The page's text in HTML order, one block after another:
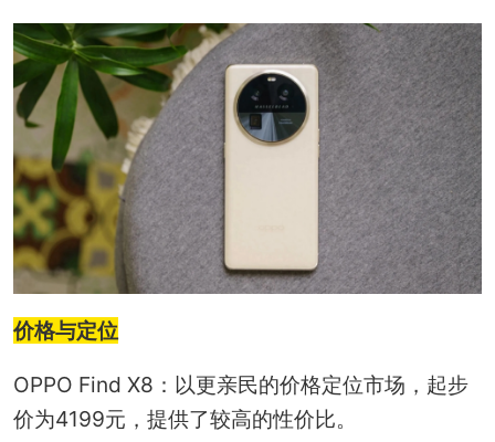
价格与定位
OPPO Find X8：以更亲民的价格定位市场，起步
价为4199元，提供了较高的性价比。